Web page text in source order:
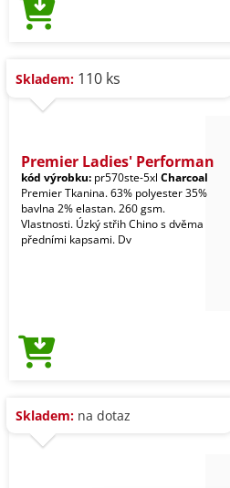
Skladem: 110 ks
Premier Ladies' Performan
kód výrobku: pr570ste-5xl Charcoal
Premier Tkanina. 63% polyester 35%
bavlna 2% elastan. 260 gsm.
Vlastnosti. Úzký střih Chino s dvěma
předními kapsami. Dv
Skladem: na dotaz